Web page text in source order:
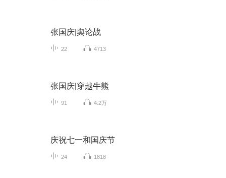
张国庆|舆论战
22 4713
张国庆|穿越牛熊
91 4.2万
庆祝七一和国庆节
24 1818